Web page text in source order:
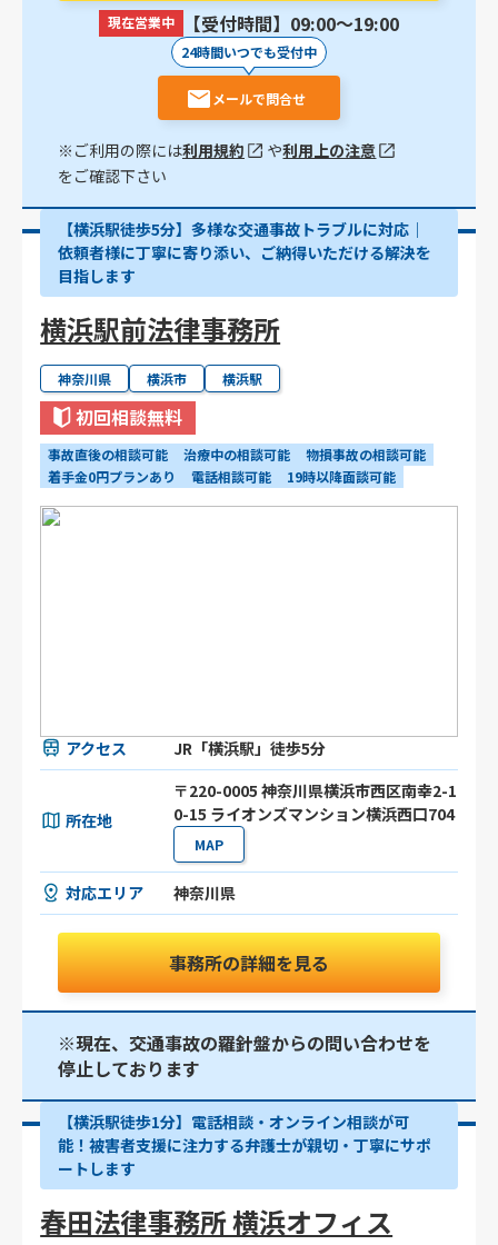
現在営業中 【受付時間】09:00〜19:00
24時間いつでも受付中
メールで問合せ
※ご利用の際には利用規約 や利用上の注意
をご確認下さい
【横浜駅徒歩5分】多様な交通事故トラブルに対応｜
依頼者様に丁寧に寄り添い、ご納得いただける解決を
目指します
横浜駅前法律事務所
神奈川県 横浜市 横浜駅
初回相談無料
事故直後の相談可能 治療中の相談可能
物損事故の相談可能
着手金0円プランあり
電話相談可能 19時以降面談可能
アクセス JR「横浜駅」徒歩5分
所在地
〒220-0005 神奈川県横浜市西区南幸2-1
0-15 ライオンズマンション横浜西口704
MAP
対応エリア 神奈川県
事務所の詳細を見る
※現在、交通事故の羅針盤からの問い合わせを
停止しております
【横浜駅徒歩1分】電話相談・オンライン相談が可
能！被害者支援に注力する弁護士が親切・丁寧にサポ
ートします
春田法律事務所 横浜オフィス